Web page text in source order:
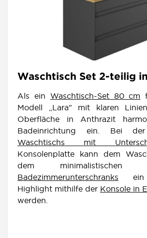
Waschtisch Set 2-teilig
Als ein Waschtisch-Set 80 cm
Modell „Lara" mit klaren
Oberfläche in Anthrazit
Badeinrichtung ein. Bei
Waschtischs mit
Konsolenplatte kann dem
dem
Badezimmerunterschranks ein
Highlight mithilfe der Konsole in
werden.